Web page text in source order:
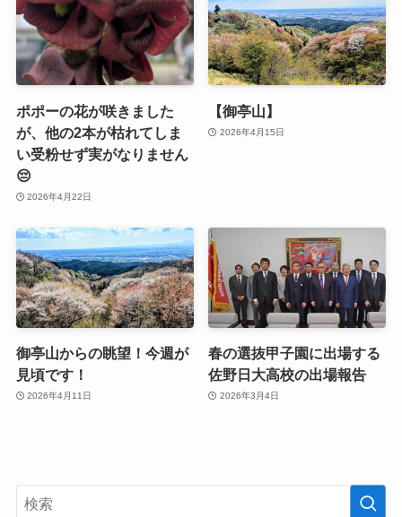
ポポーの花が咲きました
が、他の2本が枯れてしま
い受粉せず実がなりません
😔
2026年4月22日
【御亭山】
2026年4月15日
御亭山からの眺望！今週が
見頃です！
2026年4月11日
春の選抜甲子園に出場する
佐野日大高校の出場報告
2026年3月4日